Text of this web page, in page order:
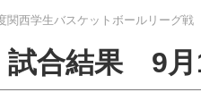
関西学生バスケットボールリーグ戦
合結果 9月